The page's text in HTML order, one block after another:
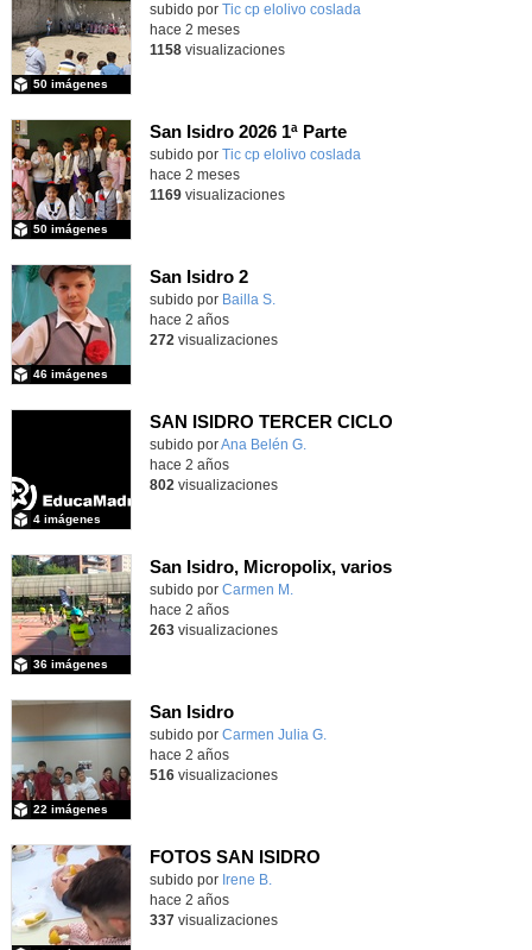
subido por Tic cp elolivo coslada
50 imágenes
hace 2 meses
1158visualizaciones
San Isidro 2026 1ª Parte
subido por Tic cp elolivo coslada
50 imágenes
hace 2 meses
1169visualizaciones
San Isidro 2
subido por Bailla S.
46 imágenes
hace 2 años
272 visualizaciones
SAN ISIDRO TERCER CICLO
subido porAna Belén G.
4 imágenes
hace 2 años
802 visualizaciones
San Isidro, Micropolix, varios
subido por Carmen M.
36 imágenes
hace 2 años
263visualizaciones
San Isidro
subido por Carmen Julia G.
22 imágenes
hace 2 años
516visualizaciones
FOTOS SAN ISIDRO
subido por Irene B.
hace 2 años
337visualizaciones